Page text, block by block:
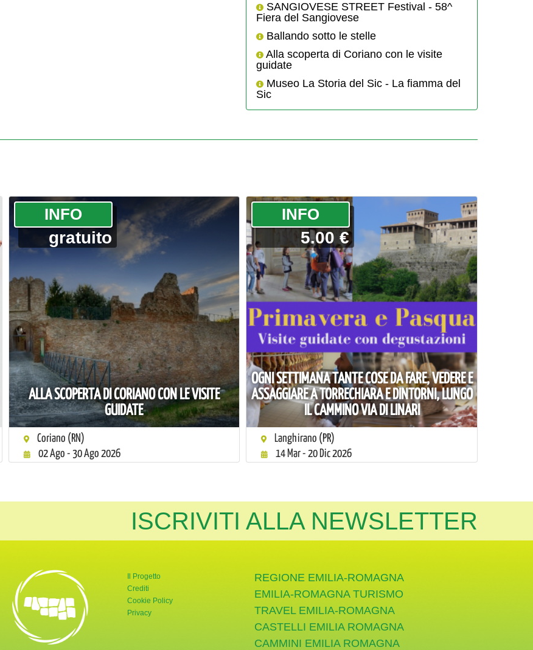
SANGIOVESE STREET Festival - 58^
Fiera del Sangiovese
Ballando sotto le stelle
Alla scoperta di Coriano con le visite
guidate
Museo La Storia del Sic - La fiamma del
Sic
ALLA SCOPERTA DI CORIANO CON LE VISITE
GUIDATE
­INFO
gratuito
Coriano (RN)
02 Ago - 30 Ago 2026
OGNI SETTIMANA TANTE COSE DA FARE, VEDERE E
ASSAGGIARE A TORRECHIARA E DINTORNI, LUNGO
IL CAMMINO VIA DI LINARI
­INFO
5.00 €
Langhirano (PR)
14 Mar - 20 Dic 2026
ISCRIVITI ALLA NEWSLETTER
Verde
Giornata Verde
Instagram di Giornata Verde
Il Progetto
Crediti
Cookie Policy
Privacy
REGIONE EMILIA-ROMAGNA
EMILIA-ROMAGNA TURISMO
TRAVEL EMILIA-ROMAGNA
CASTELLI EMILIA ROMAGNA
CAMMINI EMILIA ROMAGNA